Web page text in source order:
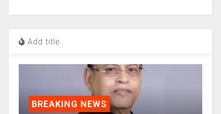
Add title
BREAKING NEWS